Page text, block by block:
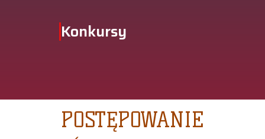
Konkursy
POSTĘPOWANIE